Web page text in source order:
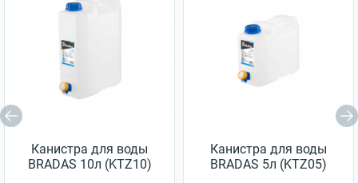
Канистра для воды
BRADAS 10л (KTZ10)
Канистра для воды
BRADAS 5л (KTZ05)